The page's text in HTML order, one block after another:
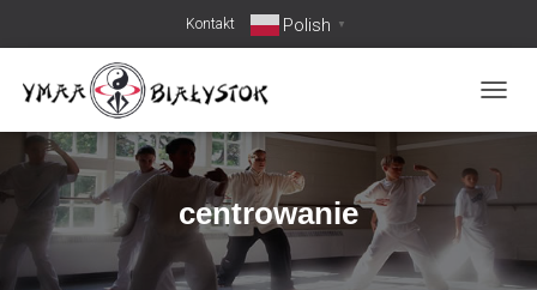
Kontakt Polish ▼
centrowanie